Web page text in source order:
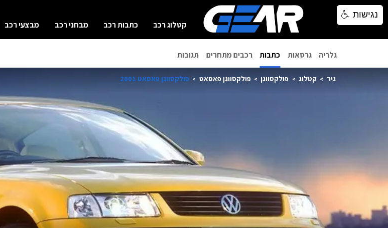
קטלוג רכב כתבות רכב מבחני רכב מבצעי רכב
גלריה גרסאות כתבות רכבים מתחרים תגובות
גיר קטלוג פולקסווגן פולקסווגן פאסאט פולקסווגן פאסאט 2001
נגישות
נגישות